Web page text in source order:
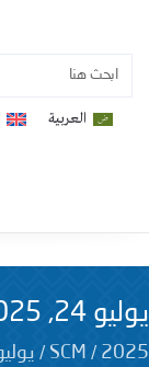
العربية
يوليو 24, 2025
SCM / 2025
/